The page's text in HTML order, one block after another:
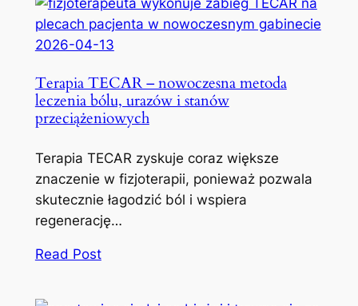
2026-04-13
Terapia TECAR – nowoczesna metoda
leczenia bólu, urazów i stanów
przeciążeniowych
Terapia TECAR zyskuje coraz większe
znaczenie w fizjoterapii, ponieważ pozwala
skutecznie łagodzić ból i wspiera
regenerację…
Read Post